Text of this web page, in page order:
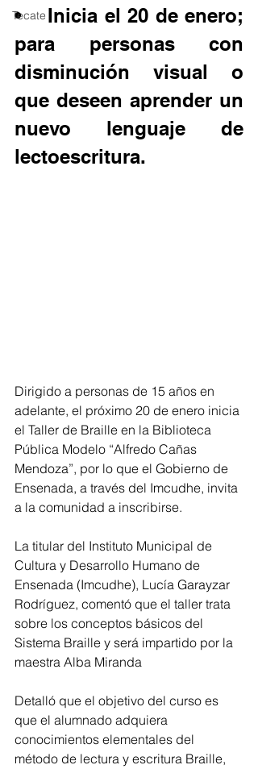
Tecate
•	Inicia el 20 de enero;
para personas con
disminución visual o
que deseen aprender un
nuevo lenguaje de
lectoescritura.
Dirigido a personas de 15 años en
adelante, el próximo 20 de enero inicia
el Taller de Braille en la Biblioteca
Pública Modelo “Alfredo Cañas
Mendoza”, por lo que el Gobierno de
Ensenada, a través del Imcudhe, invita
a la comunidad a inscribirse.
La titular del Instituto Municipal de
Cultura y Desarrollo Humano de
Ensenada (Imcudhe), Lucía Garayzar
Rodríguez, comentó que el taller trata
sobre los conceptos básicos del
Sistema Braille y será impartido por la
maestra Alba Miranda
Detalló que el objetivo del curso es
que el alumnado adquiera
conocimientos elementales del
método de lectura y escritura Braille,